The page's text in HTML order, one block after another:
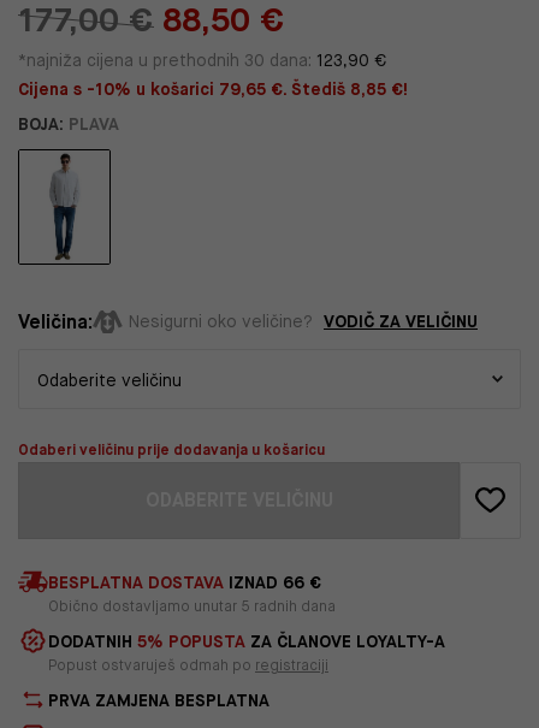
177,00 € 88,50 €
*najniža cijena u prethodnih 30 dana: 123,90 €
Cijena s -10% u košarici 79,65 €. Štediš 8,85 €!
BOJA: PLAVA
Veličina: Nesigurni oko veličine? VODIČ ZA VELIČINU
Odaberi veličinu prije dodavanja u košaricu
BESPLATNA DOSTAVA IZNAD 66 €
Obično dostavljamo unutar 5 radnih dana
DODATNIH 5% POPUSTA ZA ČLANOVE LOYALTY-A
Popust ostvaruješ odmah po registraciji
PRVA ZAMJENA BESPLATNA